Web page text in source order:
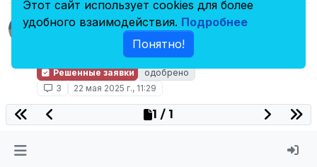
Заявка на разбан пермабана спустя 4
Перенесена
Решенные
Решенные заявки
одобрено
3
22 мая 2025 г., 11:29
1 / 1
Этот сайт использует cookies для более
удобного взаимодействия. Подробнее
Понятно!